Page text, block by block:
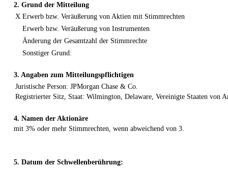
2. Grund der Mitteilung
X Erwerb bzw. Veräußerung von Aktien mit Stimmrechten
Erwerb bzw. Veräußerung von Instrumenten
Änderung der Gesamtzahl der Stimmrechte
Sonstiger Grund:
3. Angaben zum Mitteilungspflichtigen
Juristische Person: JPMorgan Chase & Co.
Registrierter Sitz, Staat: Wilmington, Delaware, Vereinigte Staaten von
4. Namen der Aktionäre
mit 3% oder mehr Stimmrechten, wenn abweichend von 3.
5. Datum der Schwellenberührung: